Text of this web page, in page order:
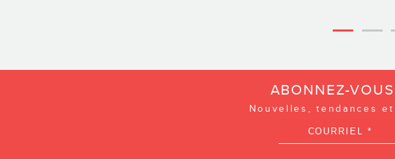
ABONNEZ-
Nouvelles, tendances